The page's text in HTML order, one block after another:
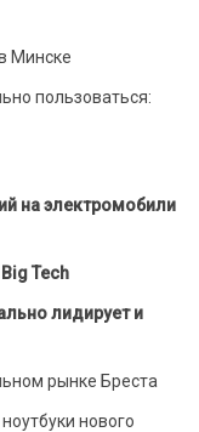
Минске
пользоваться:
на электромобили
Tech
лидирует и
рынке Бреста
нового